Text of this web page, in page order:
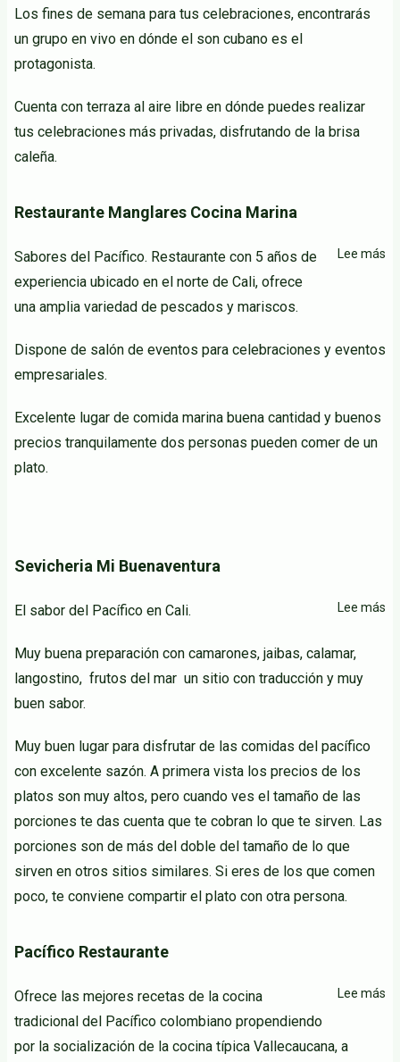
Los fines de semana para tus celebraciones, encontrarás
un grupo en vivo en dónde el son cubano es el
protagonista.
Cuenta con terraza al aire libre en dónde puedes realizar
tus celebraciones más privadas, disfrutando de la brisa
caleña.
Restaurante Manglares Cocina Marina
Lee más
Sabores del Pacífico. Restaurante con 5 años de
experiencia ubicado en el norte de Cali, ofrece
una amplia variedad de pescados y mariscos.
Dispone de salón de eventos para celebraciones y eventos
empresariales.
Excelente lugar de comida marina buena cantidad y buenos
precios tranquilamente dos personas pueden comer de un
plato.
Sevicheria Mi Buenaventura
Lee más
El sabor del Pacífico en Cali.
Muy buena preparación con camarones, jaibas, calamar,
langostino, frutos del mar un sitio con traducción y muy
buen sabor.
Muy buen lugar para disfrutar de las comidas del pacífico
con excelente sazón. A primera vista los precios de los
platos son muy altos, pero cuando ves el tamaño de las
porciones te das cuenta que te cobran lo que te sirven. Las
porciones son de más del doble del tamaño de lo que
sirven en otros sitios similares. Si eres de los que comen
poco, te conviene compartir el plato con otra persona.
Pacífico Restaurante
Lee más
Ofrece las mejores recetas de la cocina
tradicional del Pacífico colombiano propendiendo
por la socialización de la cocina típica Vallecaucana, a